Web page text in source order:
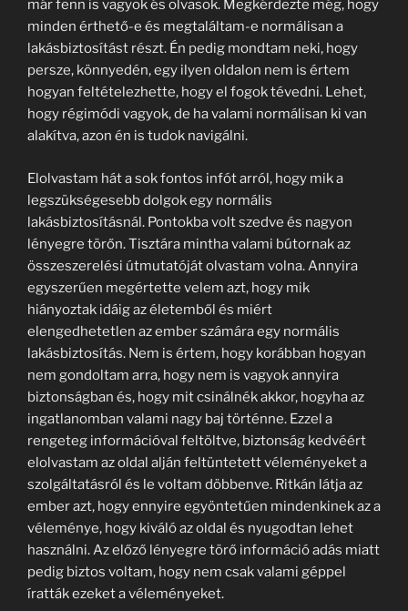
már fenn is vagyok és olvasok. Megkérdezte még, hogy
minden érthető-e és megtaláltam-e normálisan a
lakásbiztosítást részt. Én pedig mondtam neki, hogy
persze, könnyedén, egy ilyen oldalon nem is értem
hogyan feltételezhette, hogy el fogok tévedni. Lehet,
hogy régimódi vagyok, de ha valami normálisan ki van
alakítva, azon én is tudok navigálni.
Elolvastam hát a sok fontos infót arról, hogy mik a
legszükségesebb dolgok egy normális
lakásbiztosításnál. Pontokba volt szedve és nagyon
lényegre törőn. Tisztára mintha valami bútornak az
összeszerelési útmutatóját olvastam volna. Annyira
egyszerűen megértette velem azt, hogy mik
hiányoztak idáig az életemből és miért
elengedhetetlen az ember számára egy normális
lakásbiztosítás. Nem is értem, hogy korábban hogyan
nem gondoltam arra, hogy nem is vagyok annyira
biztonságban és, hogy mit csinálnék akkor, hogyha az
ingatlanomban valami nagy baj történne. Ezzel a
rengeteg információval feltöltve, biztonság kedvéért
elolvastam az oldal alján feltüntetett véleményeket a
szolgáltatásról és le voltam döbbenve. Ritkán látja az
ember azt, hogy ennyire egyöntetűen mindenkinek az a
véleménye, hogy kiváló az oldal és nyugodtan lehet
használni. Az előző lényegre törő információ adás miatt
pedig biztos voltam, hogy nem csak valami géppel
íratták ezeket a véleményeket.